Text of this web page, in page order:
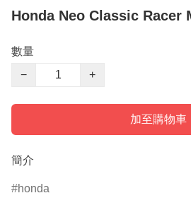
Honda Neo Classic Racer
數量
−
+
加至購物車
簡介
honda